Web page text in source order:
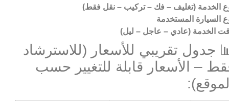
الخدمة (تغليف – فك – تركيب – نقل فقط)
السيارة المستخدمة
الخدمة (عادي – عاجل – ليل)
جدول تقريبي للأسعار (للاسترشاد
– الأسعار قابلة للتغيير حسب